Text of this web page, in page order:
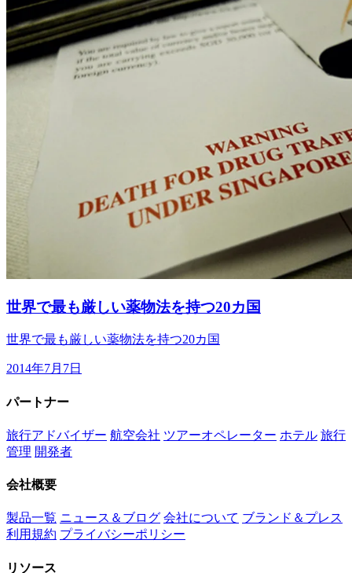
世界で最も厳しい薬物法を持つ20カ国
世界で最も厳しい薬物法を持つ20カ国
2014年7月7日
パートナー
旅行アドバイザー 航空会社 ツアーオペレーター ホテル 旅行
管理 開発者
会社概要
製品一覧 ニュース＆ブログ 会社について ブランド＆プレス
利用規約 プライバシーポリシー
リソース